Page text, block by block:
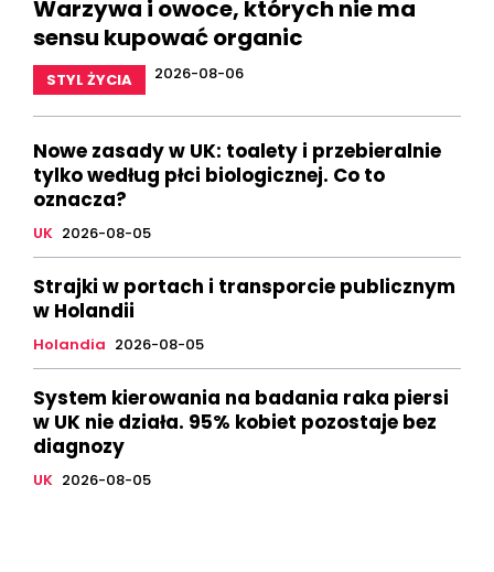
Warzywa i owoce, których nie ma
sensu kupować organic
STYL ŻYCIA 2026-08-06
Nowe zasady w UK: toalety i przebieralnie
tylko według płci biologicznej. Co to
oznacza?
UK 2026-08-05
Strajki w portach i transporcie publicznym
w Holandii
Holandia 2026-08-05
System kierowania na badania raka piersi
w UK nie działa. 95% kobiet pozostaje bez
diagnozy
UK 2026-08-05